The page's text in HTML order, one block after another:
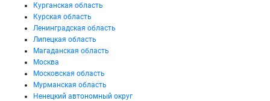
Курганская область
Курская область
Ленинградская область
Липецкая область
Магаданская область
Москва
Московская область
Мурманская область
Ненецкий автономный округ